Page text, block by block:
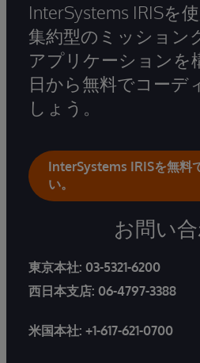
InterSystems IRISを
集約型のミッション
アプリケーションを
日から無料でコーデ
しょう。
InterSystems IRISを無料
い。
お問い
東京本社: 03-5321-6200
西日本支店: 06-4797-3388
米国本社: +1-617-621-0700